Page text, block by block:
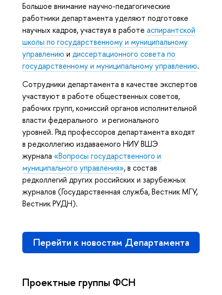
Большое внимание научно-педагогические
работники департамента уделяют подготовке
научных кадров, участвуя в работе аспирантской
школы по государственному и муниципальному
управлению и диссертационного совета по
государственному и муниципальному управлению.
Сотрудники департамента в качестве экспертов
участвуют в работе общественных советов,
рабочих групп, комиссий органов исполнительной
власти федерального и регионального
уровней. Ряд профессоров департамента входят
в редколлегию издаваемого НИУ ВШЭ
журнала «Вопросы государственного и
муниципального управления», в состав
редколлегий других российских и зарубежных
журналов (Государственная служба, Вестник МГУ,
Вестник РУДН).
Перейти к новостям Департамента
Проектные группы ФСН